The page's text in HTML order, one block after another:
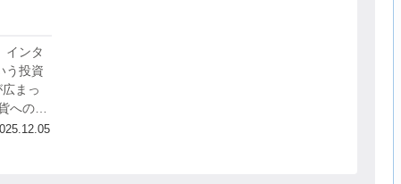
インタ
う投資
まっ
への投
は多く